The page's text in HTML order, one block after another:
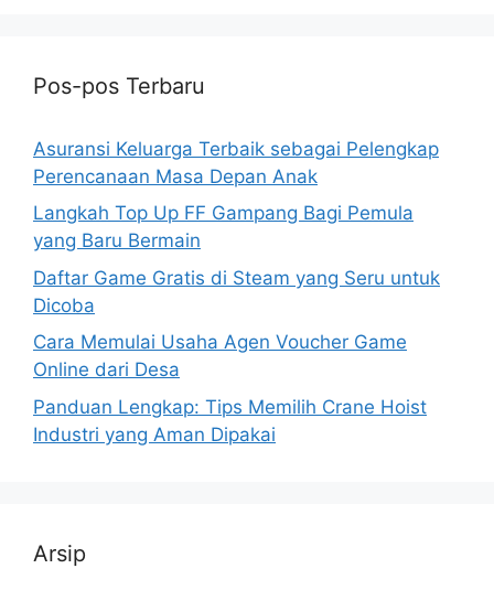
Pos-pos Terbaru
Asuransi Keluarga Terbaik sebagai Pelengkap
Perencanaan Masa Depan Anak
Langkah Top Up FF Gampang Bagi Pemula
yang Baru Bermain
Daftar Game Gratis di Steam yang Seru untuk
Dicoba
Cara Memulai Usaha Agen Voucher Game
Online dari Desa
Panduan Lengkap: Tips Memilih Crane Hoist
Industri yang Aman Dipakai
Arsip